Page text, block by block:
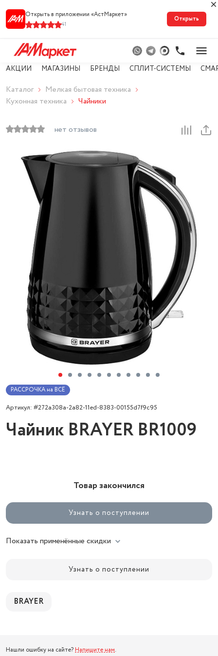
Открыть в приложении «АстМарке‪т‬»
41
Открыть
АКЦИИ МАГАЗИНЫ БРЕНДЫ СПЛИТ-СИСТЕМЫ
Каталог
Мелкая бытовая техника
Кухонная техника
Чайники
нет отзывов
РАССРОЧКА на ВСЁ
Артикул: #272a308a-2a82-11ed-8383-00155d7f9c95
Чайник BRAYER BR1009
Товар закончился
Узнать о поступлении
Показать применённые скидки
Узнать о поступлении
BRAYER
Нашли ошибку на сайте? Напишите нам.